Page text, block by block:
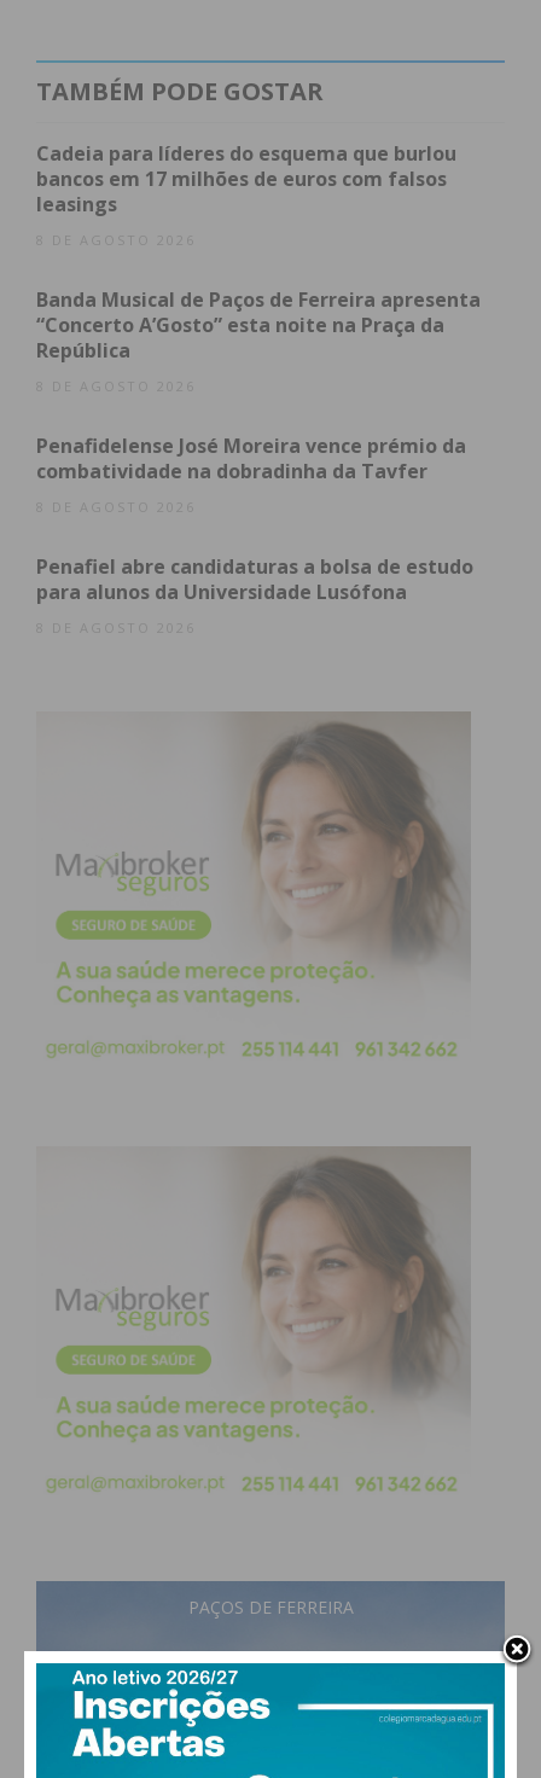
nesta viagem. Uma viagem onde o Cante e o Fado
emotiva, pelos instrumentos que lhe dão cor.
Editado a 13 de maio de2022, o álbum que levou
cerca de um ano a ser concebido, teve a produção
Meu Nome é Saudade” (Bruno Chaveiro / João
Direitinho / Mário Monginho / José Ganchinho /
Eduardo Espinho) e “Peixe Fora de Água” (Joana
temas, incluindo o mais recente single “Quem Me
Vê” (Tiago Nogueira e Ricardo Liz Almeida d’Os
Quatro e Meia).
Subscreva a newsletter do
Assine nossa newsletter por e-mail e
obtenha de forma regular a informação
atualizada.
Eu li e concordo com os
condições
TAMBÉM PODE GOSTAR
Cadeia para líderes do esquema que burlou
bancos em 17 milhões de euros com falsos
leasings
8 DE AGOSTO 2026
Banda Musical de Paços de Ferreira apresenta
“Concerto A’Gosto” esta noite na Praça da
República
8 DE AGOSTO 2026
Penafidelense José Moreira vence prémio da
combatividade na dobradinha da Tavfer
8 DE AGOSTO 2026
Penafiel abre candidaturas a bolsa de estudo
para alunos da Universidade Lusófona
8 DE AGOSTO 2026
PAÇOS DE FERREIRA
25°
few clouds
vento: 3m/s O
MAX 25 • MIN 24